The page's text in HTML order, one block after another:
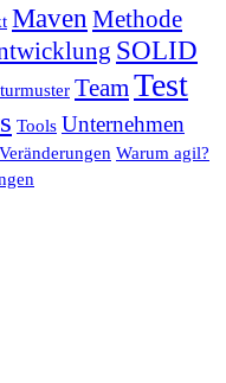
Maven Methode
SOLID
TeamTest
Tools Unternehmen
Veränderungen Warum agil?